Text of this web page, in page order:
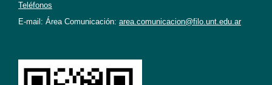
Teléfonos
E-mail: Área Comunicación: area.comunicacion@filo.unt.edu.ar